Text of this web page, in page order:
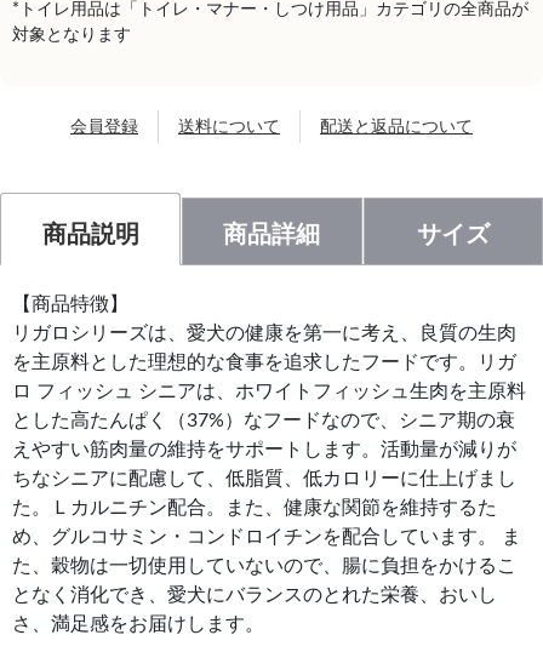
*トイレ用品は「トイレ・マナー・しつけ用品」カテゴリの全商品が
対象となります
会員登録 送料について 配送と返品について
商品説明 商品詳細 サイズ
【商品特徴】
リガロシリーズは、愛犬の健康を第一に考え、良質の生肉
を主原料とした理想的な食事を追求したフードです。リガ
ロ フィッシュ シニアは、ホワイトフィッシュ生肉を主原料
とした高たんぱく（37%）なフードなので、シニア期の衰
えやすい筋肉量の維持をサポートします。活動量が減りが
ちなシニアに配慮して、低脂質、低カロリーに仕上げまし
た。Ｌカルニチン配合。また、健康な関節を維持するた
め、グルコサミン・コンドロイチンを配合しています。 ま
た、穀物は一切使用していないので、腸に負担をかけるこ
となく消化でき、愛犬にバランスのとれた栄養、おいし
さ、満足感をお届けします。